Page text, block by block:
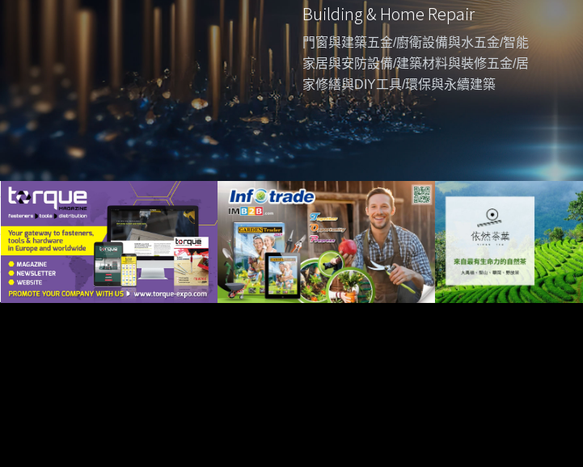
Building & Home Repair
門窗與建築五金/廚衛設備與水五金/智能
家居與安防設備/建築材料與裝修五金/居
家修繕與DIY工具/環保與永續建築